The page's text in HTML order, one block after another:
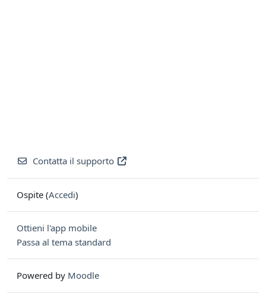
Contatta il supporto
Ospite (Accedi)
Ottieni l'app mobile
Passa al tema standard
Powered by Moodle